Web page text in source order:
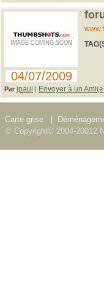
04/07/2009
Par jpaul | Envoyer à un
Carte grise
© Copyright© 2004-20012